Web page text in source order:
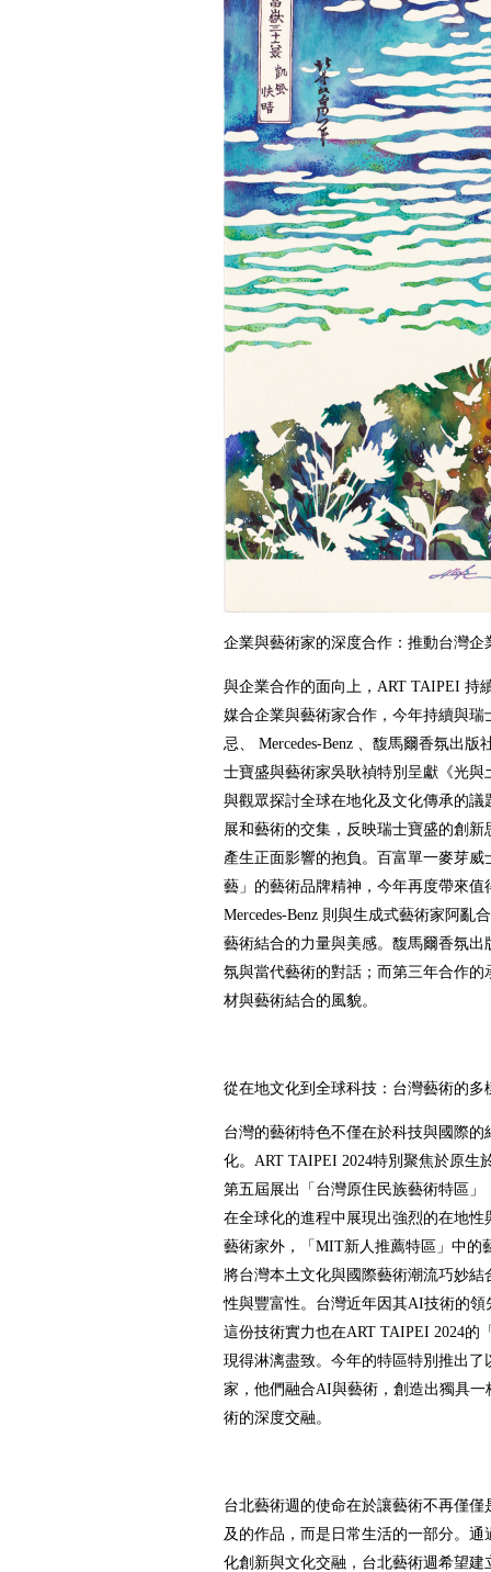
企業與藝術家的深度合作：推動台灣企
與企業合作的面向上，ART TAIPEI 持
媒合企業與藝術家合作，今年持續與
忌、 Mercedes-Benz 、馥馬爾香氛出
士寶盛與藝術家吳耿禎特別呈獻《光
與觀眾探討全球在地化及文化傳承的
展和藝術的交集，反映瑞士寶盛的創
產生正面影響的抱負。百富單一麥芽
藝」的藝術品牌精神，今年再度帶來
Mercedes-Benz 則與生成式藝術家阿亂
藝術結合的力量與美感。馥馬爾香氛
氛與當代藝術的對話；而第三年合作
材與藝術結合的風貌。
從在地文化到全球科技：台灣藝術的多
台灣的藝術特色不僅在於科技與國際
化。ART TAIPEI 2024特別聚焦於原生
第五屆展出「台灣原住民族藝術特區
在全球化的進程中展現出強烈的在地
藝術家外，「MIT新人推薦特區」中的
將台灣本土文化與國際藝術潮流巧妙
性與豐富性。台灣近年因其AI技術的
這份技術實力也在ART TAIPEI 2024的
現得淋漓盡致。今年的特區特別推出
家，他們融合AI與藝術，創造出獨具
術的深度交融。
台北藝術週的使命在於讓藝術不再僅
及的作品，而是日常生活的一部分。
化創新與文化交融，台北藝術週希望